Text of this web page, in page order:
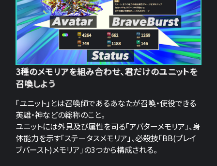
3種のメモリアを組み合わせ、君だけのユニットを
召喚しよう
「ユニット」とは召喚師であるあなたが召喚・使役できる
英雄・神などの総称のこと。
ユニットには外見及び属性を司る「アバターメモリア」、身
体能力を示す「ステータスメモリア」、必殺技「BB(ブレイ
ブバースト)メモリア」の3つから構成される。